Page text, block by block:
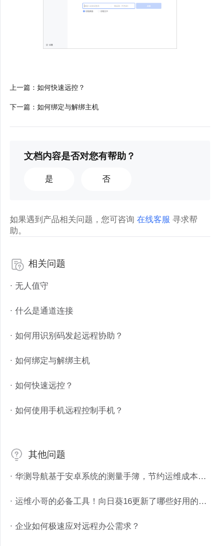
上一篇 ：如何快速远控？
下一篇 ：如何绑定与解绑主机
文档内容是否对您有帮助？
是 否
如果遇到产品相关问题，您可咨询在线客服 寻求帮
助。
相关问题
· 无人值守
· 什么是通道连接
· 如何用识别码发起远程协助？
· 如何绑定与解绑主机
· 如何快速远控？
· 如何使用手机远程控制手机？
其他问题
· 华测导航基于安卓系统的测量手簿，节约运维成本的“奥秘”
· 运维小哥的必备工具！向日葵16更新了哪些好用的运维功能？
· 企业如何极速应对远程办公需求？